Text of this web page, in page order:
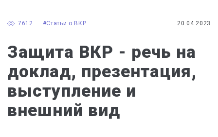
20.04.2023
#Статьи о ВКР
7612
Защита ВКР - речь на
доклад, презентация,
выступление и
внешний вид